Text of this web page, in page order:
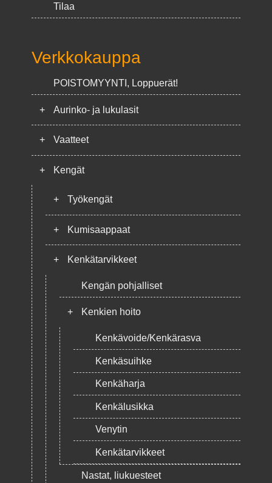
Tilaa
Verkkokauppa
POISTOMYYNTI, Loppuerät!
+ Aurinko- ja lukulasit
+ Vaatteet
+ Kengät
+ Työkengät
+ Kumisaappaat
+ Kenkätarvikkeet
Kengän pohjalliset
+ Kenkien hoito
Kenkävoide/Kenkärasva
Kenkäsuihke
Kenkäharja
Kenkälusikka
Venytin
Kenkätarvikkeet
Nastat, liukuesteet